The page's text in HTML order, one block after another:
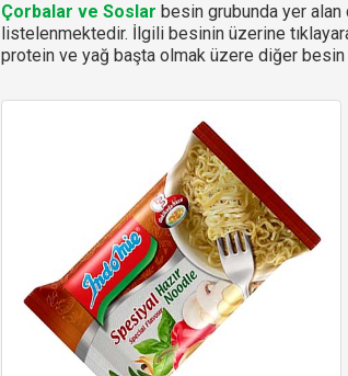
Çorbalar ve Soslar besin grubunda yer alan
listelenmektedir. İlgili besinin üzerine
protein ve yağ başta olmak üzere diğer